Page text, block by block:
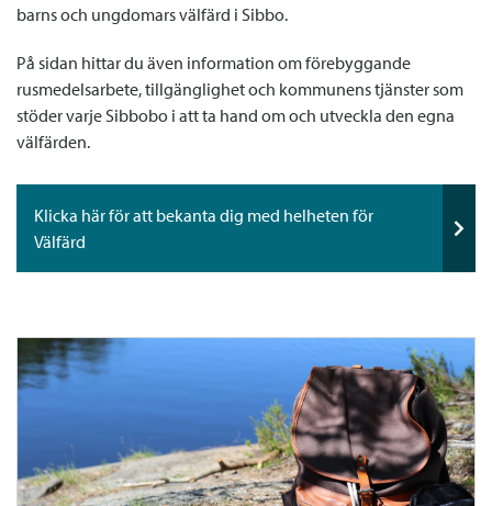
barns och ungdomars välfärd i Sibbo.
På sidan hittar du även information om förebyggande
rusmedelsarbete, tillgänglighet och kommunens tjänster som
stöder varje Sibbobo i att ta hand om och utveckla den egna
välfärden.
Klicka här för att bekanta dig med helheten för
Välfärd